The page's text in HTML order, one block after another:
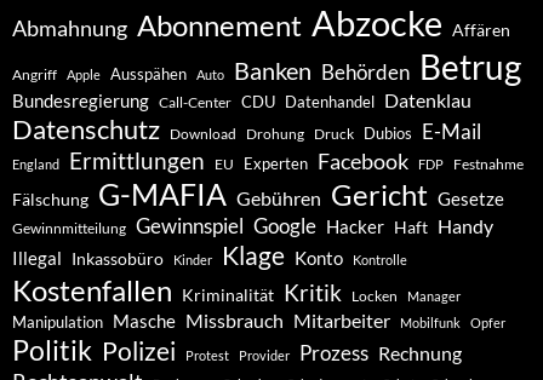
Abmahnung Abonnement Abzocke Affären
Angriff Apple Ausspähen Auto Banken Behörden Betrug
Bundesregierung Call-Center CDU Datenhandel Datenklau
Datenschutz Download Drohung Druck Dubios E-Mail
England Ermittlungen EU Experten Facebook FDP Festnahme
Fälschung G-MAFIA Gebühren Gericht Gesetze
Gewinnmitteilung Gewinnspiel Google Hacker Haft Handy
Illegal Inkassobüro Kinder Klage Konto Kontrolle
Kostenfallen Kriminalität Kritik Locken Manager
Manipulation Masche Missbrauch Mitarbeiter Mobilfunk Opfer
Politik Polizei Protest Provider Prozess Rechnung